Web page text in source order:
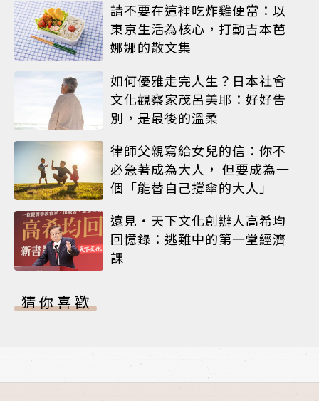
請不要在這裡吃炸雞便當：以
東京生活為核心，打動吉本芭
娜娜的散文集
如何優雅走完人生？日本社會
文化觀察家茂呂美耶：好好告
別，是最後的溫柔
律師父親寫給女兒的信：你不
必急著成為大人， 但要成為一
個「能替自己撐傘的大人」
遠見‧天下文化創辦人高希均
回憶錄：逃難中的第一堂經濟
課
猜你喜歡